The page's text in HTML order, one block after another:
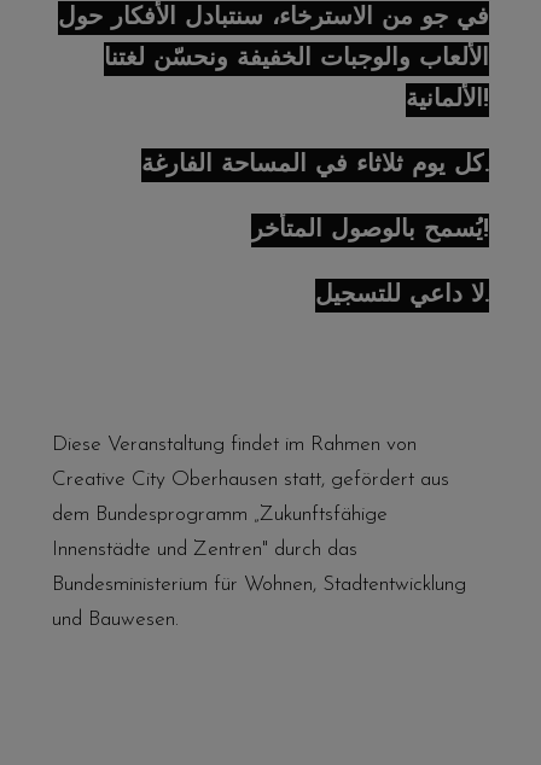
في جو من الاسترخاء، سنتبادل الأفكار حول
الألعاب والوجبات الخفيفة ونحسّن لغتنا
الألمانية!
كل يوم ثلاثاء في المساحة الفارغة.
يُسمح بالوصول المتأخر!
لا داعي للتسجيل.
Diese Veranstaltung findet im Rahmen von
Creative City Oberhausen statt, gefördert aus
dem Bundesprogramm „Zukunftsfähige
Innenstädte und Zentren" durch das
Bundesministerium für Wohnen, Stadtentwicklung
und Bauwesen.